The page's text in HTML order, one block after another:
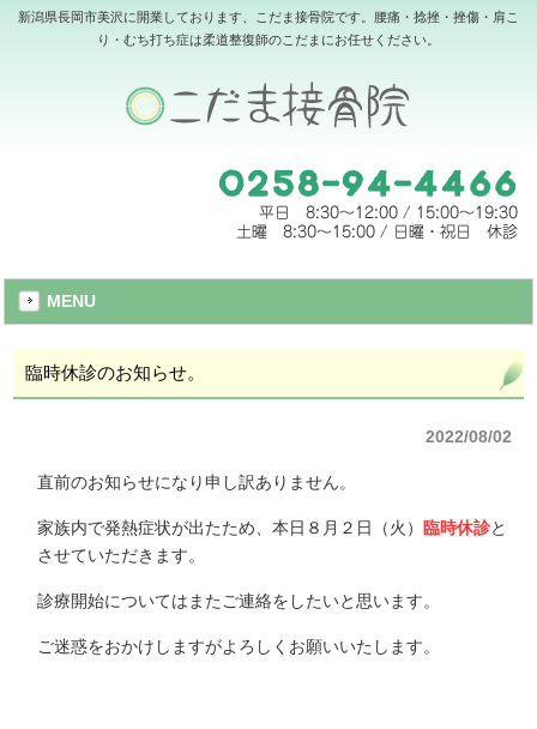
新潟県長岡市美沢に開業しております、こだま接骨院です。腰痛・捻挫・挫傷・肩こ
り・むち打ち症は柔道整復師のこだまにお任せください。
MENU
臨時休診のお知らせ。
2022/08/02
直前のお知らせになり申し訳ありません。
家族内で発熱症状が出たため、本日８月２日（火） 臨時休診と
させていただきます。
診療開始についてはまたご連絡をしたいと思います。
ご迷惑をおかけしますがよろしくお願いいたします。